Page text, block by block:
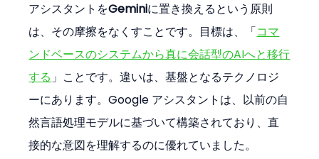
アシスタントをGeminiに置き換えるという原則
は、その摩擦をなくすことです。目標は、「コマ
ンドベースのシステムから真に会話型のAIへと移行
する」ことです。違いは、基盤となるテクノロジ
ーにあります。Google アシスタントは、以前の自
然言語処理モデルに基づいて構築されており、直
接的な意図を理解するのに優れていました。